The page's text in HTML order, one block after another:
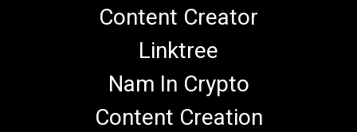
Content Creator
Linktree
Nam In Crypto
Content Creation